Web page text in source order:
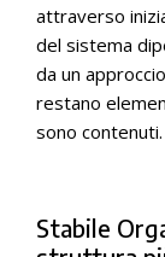
attraverso
del sistema
da un
restano
sono contenuti.
Stabile